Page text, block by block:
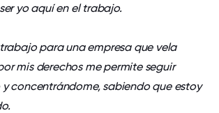
yo aquí en el trabajo.
para una empresa que vela
mis derechos me permite seguir
concentrándome, sabiendo que estoy